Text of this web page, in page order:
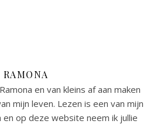
RAMONA
en van kleins af aan maken
mijn leven. Lezen is een van mijn
op deze website neem ik jullie